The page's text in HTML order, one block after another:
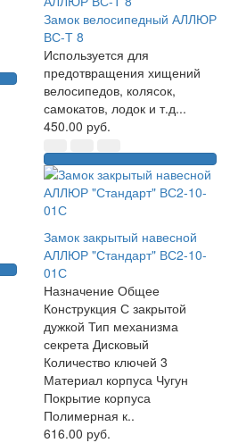
Замок велосипедный АЛЛЮР
ВС-Т 8
Используется для
предотвращения хищений
велосипедов, колясок,
самокатов, лодок и т.д...
450.00 руб.
Замок закрытый навесной
АЛЛЮР "Стандарт" ВС2-10-
01С
Назначение Общее
Конструкция С закрытой
дужкой Тип механизма
секрета Дисковый
Количество ключей 3
Материал корпуса Чугун
Покрытие корпуса
Полимерная к..
616.00 руб.